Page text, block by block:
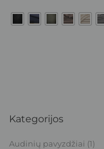
Kategorijos
Audinių pavyzdžiai (1)